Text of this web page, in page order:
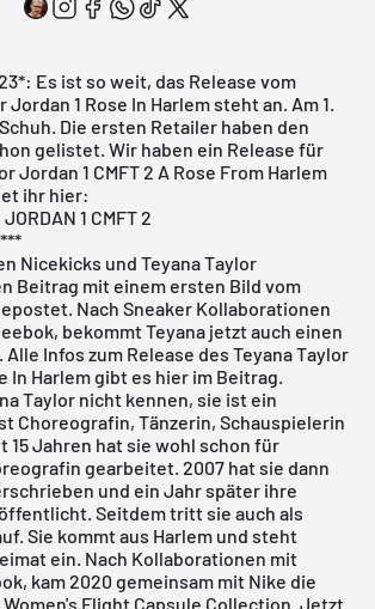
Es ist so weit, das Release vom
Jordan 1 Rose In Harlem steht an. Am 1.
Die ersten Retailer haben den
gelistet. Wir haben ein Release für
Jordan 1 CMFT 2 A Rose From Harlem
ihr hier:
1 CMFT 2
Nicekicks und Teyana Taylor
Beitrag mit einem ersten Bild vom
Nach Sneaker Kollaborationen
bekommt Teyana jetzt auch einen
Alle Infos zum Release des Teyana Taylor
In Harlem gibt es hier im Beitrag.
Taylor nicht kennen, sie ist ein
Choreografin, Tänzerin, Schauspielerin
15 Jahren hat sie wohl schon für
gearbeitet. 2007 hat sie dann
und ein Jahr später ihre
Seitdem tritt sie auch als
Sie kommt aus Harlem und steht
ein. Nach Kollaborationen mit
, kam 2020 gemeinsam mit Nike die
Women's Flight Capsule Collection. Jetzt